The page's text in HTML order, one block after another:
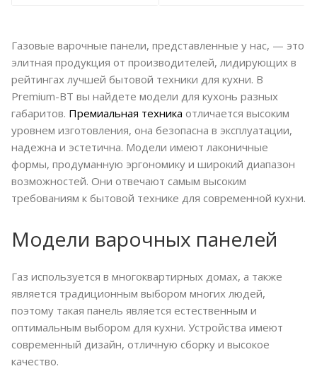
Газовые варочные панели, представленные у нас, — это
элитная продукция от производителей, лидирующих в
рейтингах лучшей бытовой техники для кухни. В
Premium-BT вы найдете модели для кухонь разных
габаритов. Премиальная техника отличается высоким
уровнем изготовления, она безопасна в эксплуатации,
надежна и эстетична. Модели имеют лаконичные
формы, продуманную эргономику и широкий диапазон
возможностей. Они отвечают самым высоким
требованиям к бытовой технике для современной кухни.
Модели варочных панелей
Газ используется в многоквартирных домах, а также
является традиционным выбором многих людей,
поэтому такая панель является естественным и
оптимальным выбором для кухни. Устройства имеют
современный дизайн, отличную сборку и высокое
качество.